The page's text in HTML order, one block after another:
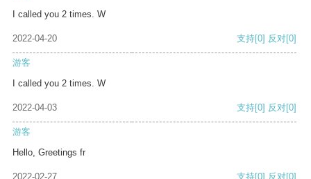
I called you 2 times. W
2022-04-20 支持[0] 反对[0]
游客
I called you 2 times. W
2022-04-03 支持[0] 反对[0]
游客
Hello, Greetings fr
2022-02-27 支持[0] 反对[0]